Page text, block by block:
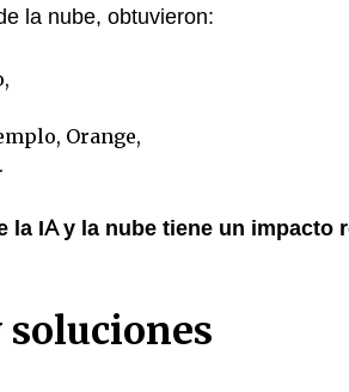
la nube, obtuvieron:
Orange,
la IA y la nube tiene un impacto